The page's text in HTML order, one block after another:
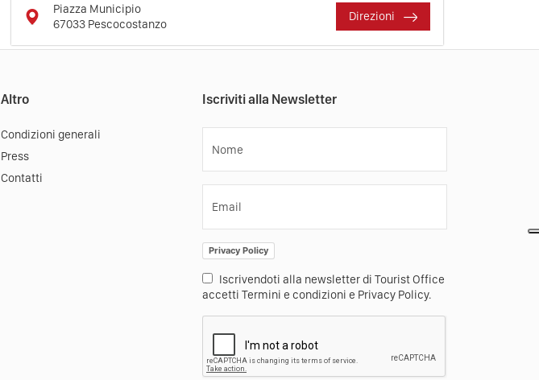
Piazza Municipio
67033 Pescocostanzo
Direzioni
Altro
Condizioni generali
Press
Contatti
Iscriviti alla Newsletter
Nome
Email
Privacy Policy
Iscrivendoti alla newsletter di Tourist Office
accetti Termini e condizioni e Privacy Policy.